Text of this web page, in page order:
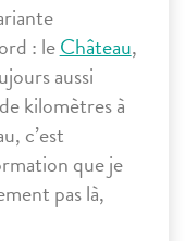
: leChâteau,
aussi
kilomètres à
c’est
que je
pas là,